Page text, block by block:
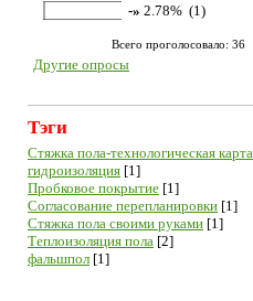
-» 2.78% (1)
Всего проголосовало: 36
Другие опросы
Тэги
Cтяжка пола-технологическая карта
гидроизоляция [1]
Пробковое покрытие [1]
Согласование перепланировки [1]
Стяжка пола своими руками [1]
Теплоизоляция пола [2]
фальшпол [1]